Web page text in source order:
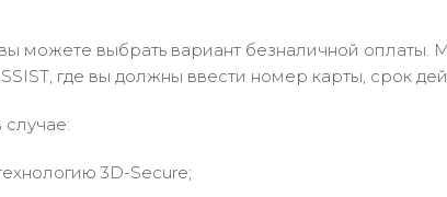
можете выбрать вариант безналичной оплаты.
где вы должны ввести номер карты, срок
случае:
3D-Secure;